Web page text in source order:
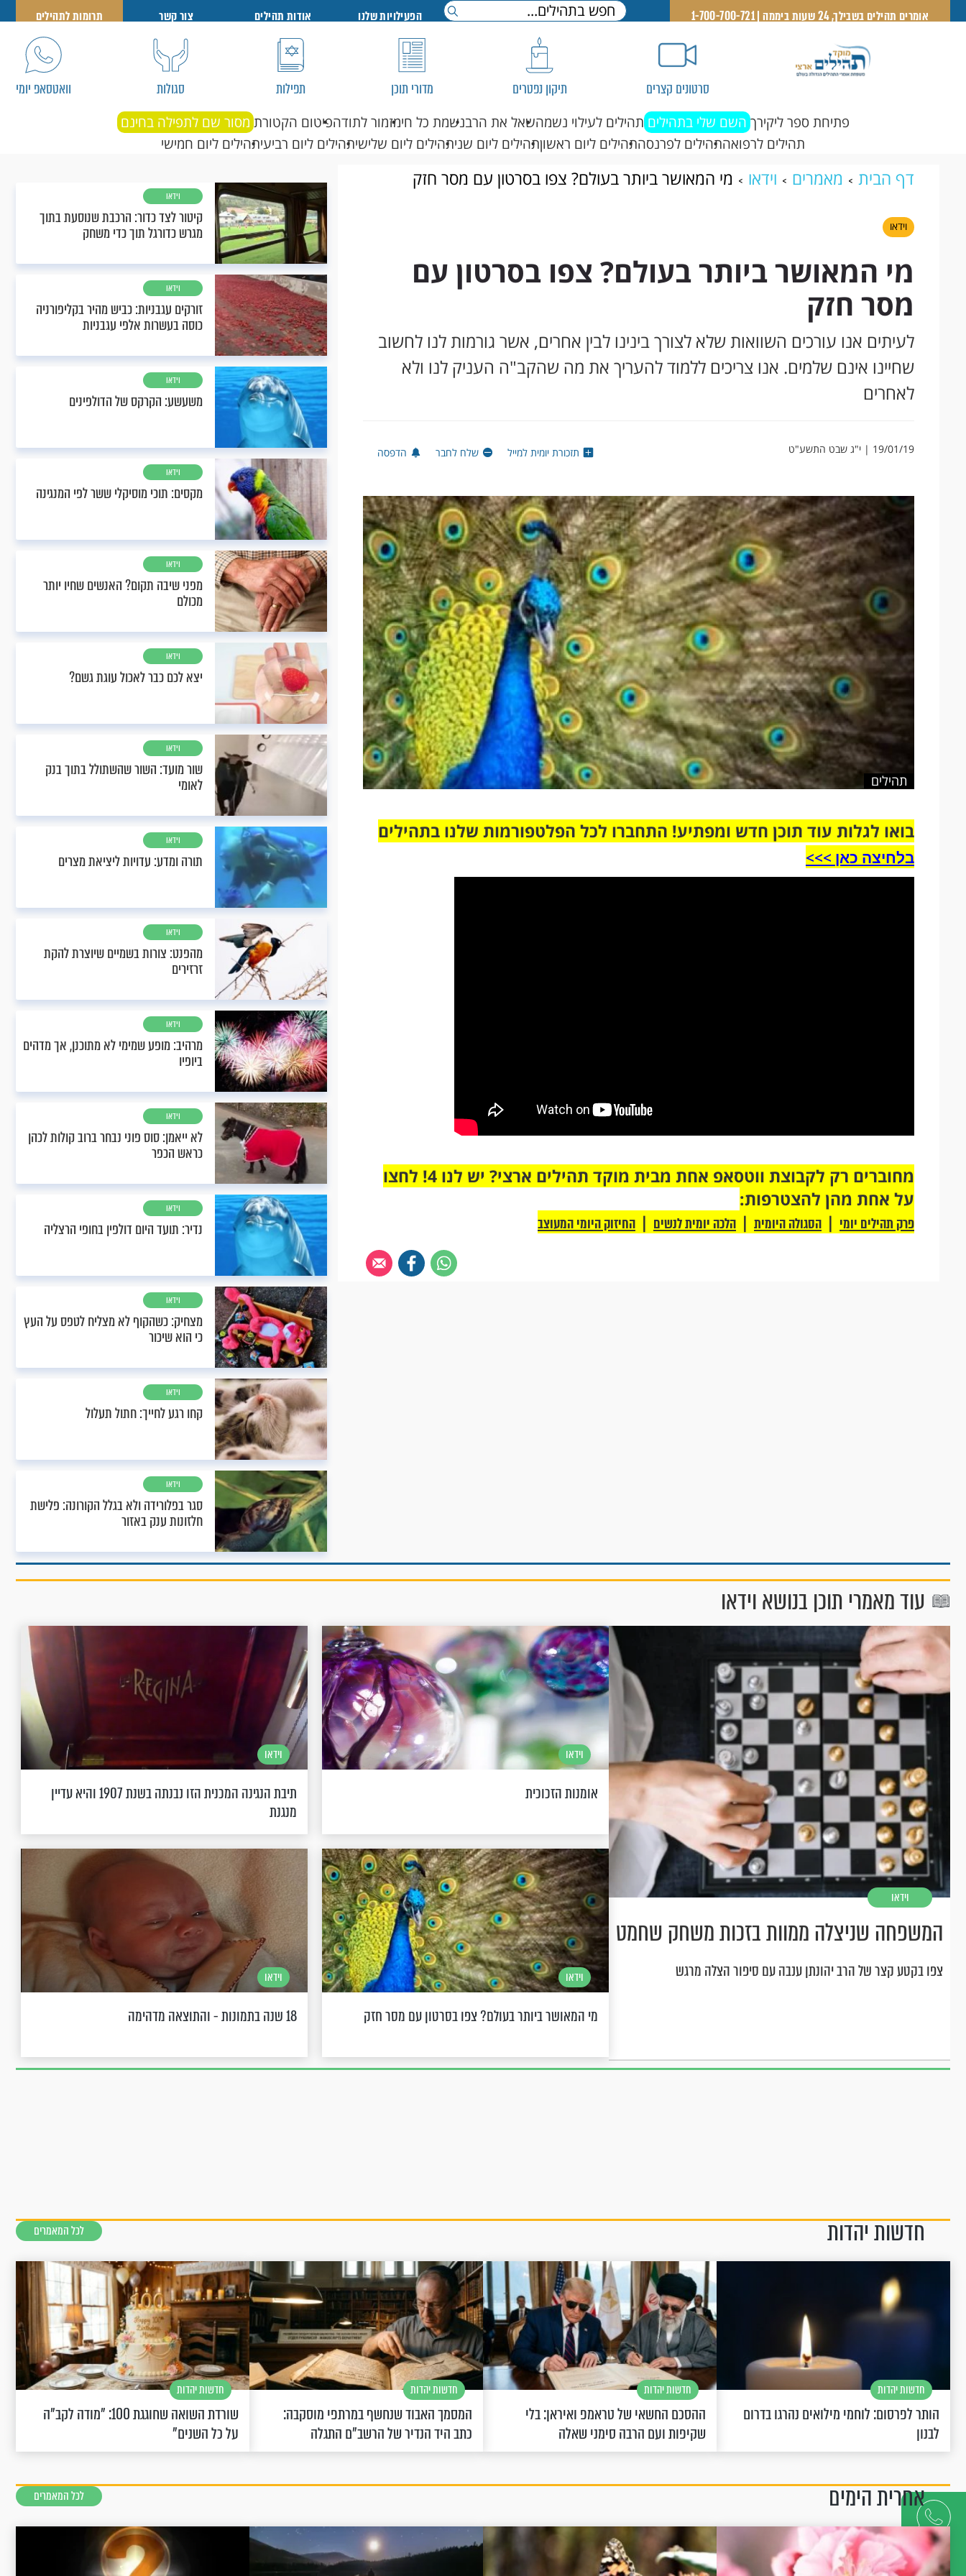
דברו
איתנו
אומרים תהילים בשבילך, 24 שעות ביממה | 1-700-700-721 הפעילויות שלנו אודות תהילים צור קשר תרומות לתהילים
סרטונים קצרים תיקון נפטרים מדורי תוכן תפילות סגולות וואטסאפ יומי
פתיחת ספר ליקירך השם שלי בתהילים תהילים לעילוי נשמהשאל את הרבנשמת כל חימזמור לתודהפיטום הקטורת מסור שם לתפילה בחינם
תהילים לרפואהתהילים לפרנסהתהילים ליום ראשוןתהילים ליום שניתהילים ליום שלישיתהילים ליום רביעיתהילים ליום חמישי
דף הבית מאמרים וידאו מי המאושר ביותר בעולם? צפו בסרטון עם מסר חזק
וידאו
מי המאושר ביותר בעולם? צפו בסרטון עם
מסר חזק
לעיתים אנו עורכים השוואות שלא לצורך בינינו לבין אחרים, אשר גורמות לנו לחשוב
שחיינו אינם שלמים. אנו צריכים ללמוד להעריך את מה שהקב"ה העניק לנו ולא
לאחרים
19/01/19 | י"ג שבט התשע"ט תזכורת יומית למייל שלח לחבר הדפסה
תהילים
בואו לגלות עוד תוכן חדש ומפתיע! התחברו לכל הפלטפורמות שלנו בתהילים
בלחיצה כאן >>>​
מחוברים רק לקבוצת ווטסאפ אחת מבית מוקד תהילים ארצי? יש לנו 4! לחצו
על אחת מהן להצטרפות:
פרק תהילים יומי | הסגולה היומית | הלכה יומית לנשים | החיזוק היומי המעוצב
וידאו
קיטור לצד כדור: הרכבת שנוסעת בתוך
מגרש כדורגל תוך כדי משחק
וידאו
זורקים עגבניות: כביש מהיר בקליפורניה
כוסה בעשרות אלפי עגבניות
וידאו
משעשע: הקרקס של הדולפינים
וידאו
מקסים: תוכי מוסיקלי ששר לפי המנגינה
וידאו
מפני שיבה תקום? האנשים שחיו יותר
מכולם
וידאו
יצא לכם כבר לאכול עוגת גשם?
וידאו
שור מועד: השור שהשתולל בתוך בנק
לאומי
וידאו
תורה ומדע: עדויות ליציאת מצרים
וידאו
מהפנט: צורות בשמיים שיוצרת להקת
זרזירים
וידאו
מרהיב: מופע שמימי לא מתוכנן, אך מדהים
ביופיו
וידאו
לא ייאמן: סוס פוני נבחר ברוב קולות לכהן
כראש הכפר
וידאו
נדיר: תועד היום דולפין בחופי הרצליה
וידאו
מצחיק: כשהקוף לא מצליח לטפס על העץ
כי הוא שיכור
וידאו
קחו רגע לחייך: חתול תעלול
וידאו
סגר בפלורידה ולא בגלל הקורונה: פלישת
חלזונות ענק באזור
עוד מאמרי תוכן בנושא וידאו
וידאו
המשפחה שניצלה ממוות בזכות משחק שחמט
צפו בקטע קצר של הרב יהונתן ענבה עם סיפור הצלה מרגש
וידאו
אומנות הזכוכית
וידאו
תיבת הנגינה המכנית הזו נבנתה בשנת 1907 והיא עדיין
מנגנת
וידאו
מי המאושר ביותר בעולם? צפו בסרטון עם מסר חזק
וידאו
18 שנה בתמונות - והתוצאה מדהימה
חדשות יהדות לכל המאמרים
חדשות יהדות
הותר לפרסום: לוחמי מילואים נהרגו בדרום
לבנון
חדשות יהדות
ההסכם החשאי של טראמפ ואיראן: בלי
שקיפות ועם הרבה סימני שאלה
חדשות יהדות
המסמך האבוד שנחשף במרתפי מוסקבה:
כתב היד הנדיר של הרשב"ם התגלה
חדשות יהדות
שורדת השואה שחוגגת 100: "מודה לקב"ה
על כל השנים"
אחרית הימים לכל המאמרים